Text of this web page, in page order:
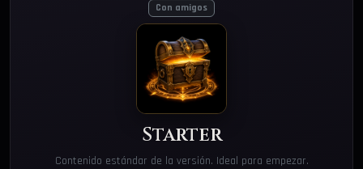
Con amigos
Starter
Contenido estándar de la versión. Ideal para empezar.